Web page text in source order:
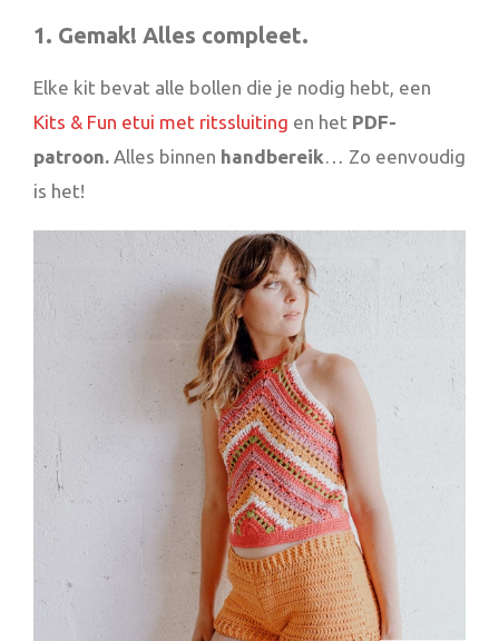
1. Gemak! Alles compleet.
Elke kit bevat alle bollen die je nodig hebt, een
Kits & Fun etui met ritssluiting en het PDF-
patroon. Alles binnen handbereik … Zo eenvoudig
is het!